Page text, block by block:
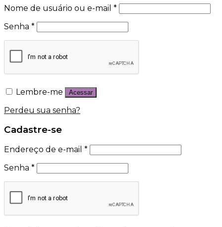
Nome de usuário ou e-mail *
Senha *
Lembre-me Acessar
Perdeu sua senha?
Cadastre-se
Endereço de e-mail *
Senha *